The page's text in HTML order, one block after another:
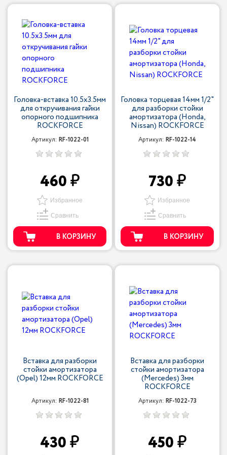
Головка-вставка 10.5x3.5мм
для откручивания гайки
опорного подшипника
ROCKFORCE
Артикул: RF-1022-01
460
Избранное
Сравнить
В КОРЗИНУ
Головка торцевая 14мм 1/2"
для разборки стойки
амортизатора (Honda,
Nissan) ROCKFORCE
Артикул: RF-1022-14
730
Избранное
Сравнить
В КОРЗИНУ
Вставка для разборки
стойки амортизатора
(Opel) 12мм ROCKFORCE
Артикул: RF-1022-81
430
Вставка для разборки
стойки амортизатора
(Mercedes) 3мм
ROCKFORCE
Артикул: RF-1022-73
450